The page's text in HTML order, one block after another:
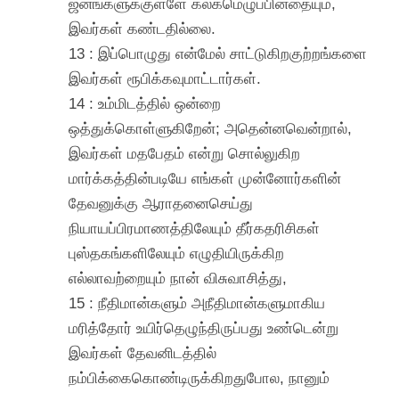
இவர்கள் கண்டதில்லை.
13 : இப்பொழுது என்மேல் சாட்டுகிறகுற்றங்களை
இவர்கள் ரூபிக்கவுமாட்டார்கள்.
14 : உம்மிடத்தில் ஒன்றை
ஒத்துக்கொள்ளுகிறேன்; அதென்னவென்றால்,
இவர்கள் மதபேதம் என்று சொல்லுகிற
மார்க்கத்தின்படியே எங்கள் முன்னோர்களின்
தேவனுக்கு ஆராதனைசெய்து
நியாயப்பிரமாணத்திலேயும் தீர்கதரிசிகள்
புஸ்தகங்களிலேயும் எழுதியிருக்கிற
எல்லாவற்றையும் நான் விசுவாசித்து,
15 : நீதிமான்களும் அநீதிமான்களுமாகிய
மரித்தோர் உயிர்தெழுந்திருப்பது உண்டென்று
இவர்கள் தேவனிடத்தில்
நம்பிக்கைகொண்டிருக்கிறதுபோல, நானும்